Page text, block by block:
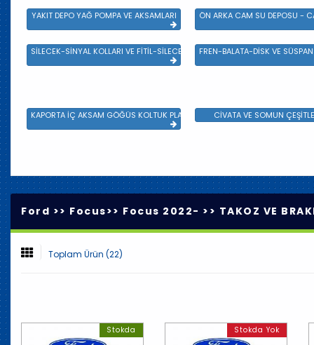
YAKIT DEPO YAĞ POMPA VE AKSAMLARI ÖN ARKA CAM SU DEPOSU -
SİLECEK-SİNYAL KOLLARI VE FİTİL-SİLECEK ÇEŞİTLERİFREN-BALATA-DİSK VE
KAPORTA İÇ AKSAM GÖĞÜS KOLTUK PLASTİK VE SAC AKSAM
CİVATA VE SOMUN
Ford >> Focus>> Focus 2022- >> TAKOZ VE
Toplam Ürün (22)
Stokda Stokda Yok